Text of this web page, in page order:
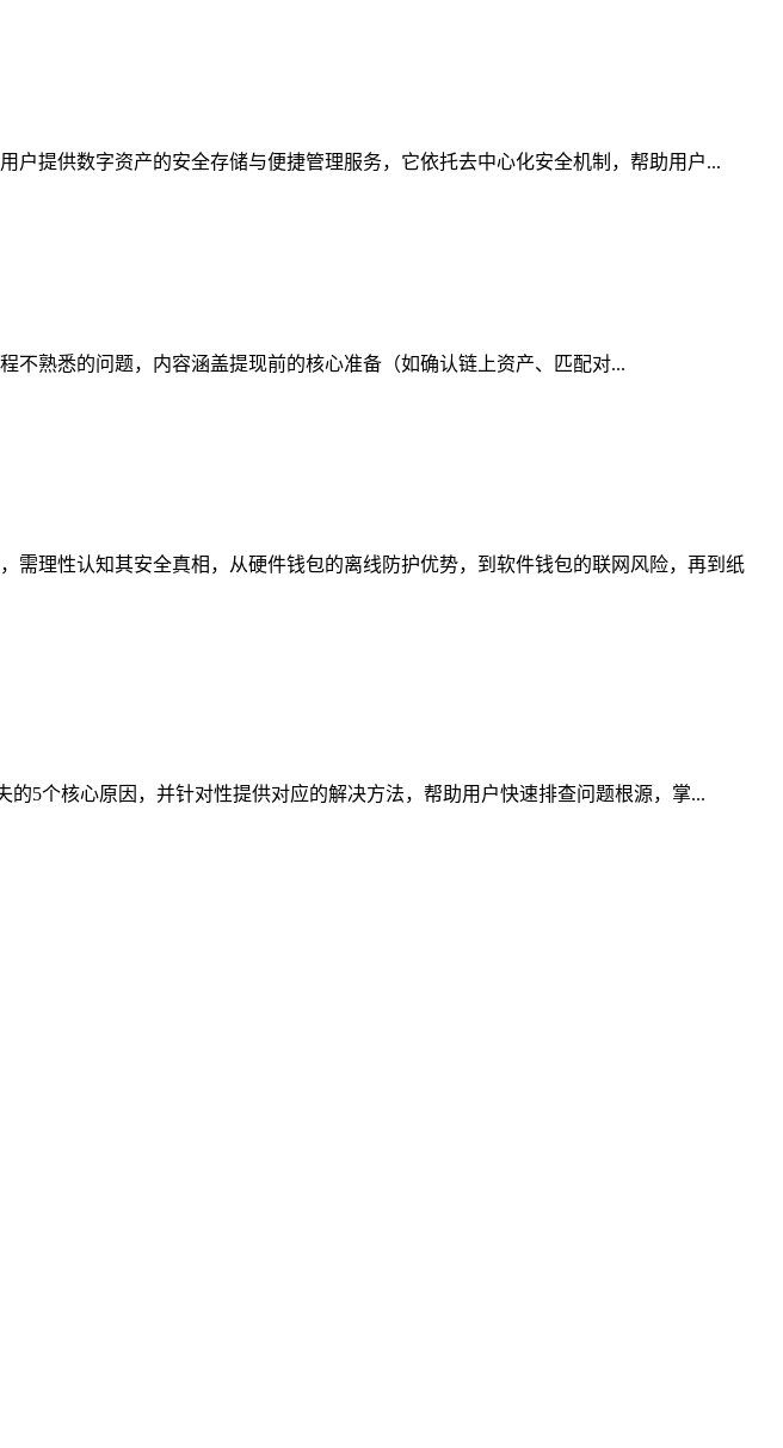
提供数字资产的安全存储与便捷管理服务，它依托去中心化安全机制，帮助用户...
不熟悉的问题，内容涵盖提现前的核心准备（如确认链上资产、匹配对...
理性认知其安全真相，从硬件钱包的离线防护优势，到软件钱包的联网风险，再到纸
5个核心原因，并针对性提供对应的解决方法，帮助用户快速排查问题根源，掌...